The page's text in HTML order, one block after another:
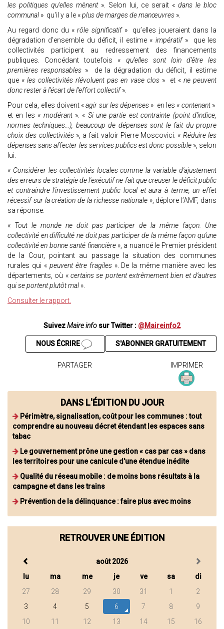
les politiques qu'elles mènent». Selon lui, ce serait « dans le bloc
communal » qu'il y a le «plus de marges de manœuvres ».
Au regard donc du « rôle significatif » qu’elles joueraient dans la
dégradation d’ensemble du déficit, il estime « impératif» que les
collectivités participent au redressement des financements
publiques. Concédant toutefois « qu’elles sont loin d’être les
premières responsables » de la dégradation du déficit, il estime
que « les collectivités n’évoluent pas en vase clos » et « ne peuvent
donc rester à l’écart de l’effort collectif».
Pour cela, elles doivent «agir sur les dépenses » en les « contenant»
et en les « modérant ». « Si une partie est contrainte (point d’indice,
normes techniques…), beaucoup de dépenses sont le fait du propre
choix des collectivités», a fait valoir Pierre Moscovici. « Réduire les
dépenses sans affecter les services publics est donc possible», selon
lui.
« Considérer les collectivités locales comme la variable d'ajustement
des erreurs de stratégie de l'exécutif ne fait que creuser le déficit public
et contraindre l'investissement public local et aura à terme, un effet
récessif sur la création de la richesse nationale», déplore l’AMF, dans
sa réponse.
« Tout le monde ne doit pas participer de la même façon. Une
collectivité en difficulté ne doit pas participer de la même façon qu’une
collectivité en bonne santé financière», a nuancé le Premier président
de la Cour, pointant au passage la situation des communes
rurales qui « peuvent être fragiles». De la même manière avec les
départements, où « certains se portent extrêmement bien et d’autres
qui se portent plutôt mal ».
Consulter le rapport.
SuivezMaire info sur Twitter : @Maireinfo2
S'ABONNER GRATUITEMENT
NOUS ÉCRIRE
PARTAGER IMPRIMER
DANS L'ÉDITION DU JOUR
Périmètre, signalisation, coût pour les communes : tout
comprendre au nouveau décret étendant les espaces sans
tabac
Le gouvernement prône une gestion « cas par cas » dans
les territoires pour une canicule d'une étendue inédite
Qualité du réseau mobile : de moins bons résultats à la
campagne et dans les trains
Prévention de la délinquance : faire plus avec moins
RETROUVER UNE ÉDITION
août 2026
lu
ma me je ve sa
di
27
28 29 30 31 1
2
3
4 5 6 7 8
9
10
11 12 13 14 15 16